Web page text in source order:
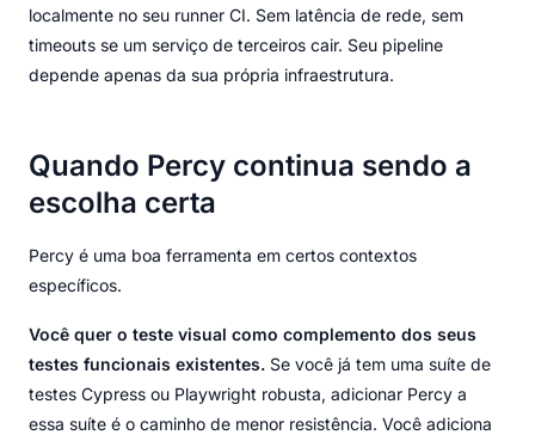
localmente no seu runner CI. Sem latência de rede, sem
timeouts se um serviço de terceiros cair. Seu pipeline
depende apenas da sua própria infraestrutura.
Quando Percy continua sendo a
escolha certa
Percy é uma boa ferramenta em certos contextos
específicos.
Você quer o teste visual como complemento dos seus
testes funcionais existentes. Se você já tem uma suíte de
testes Cypress ou Playwright robusta, adicionar Percy a
essa suíte é o caminho de menor resistência. Você adiciona